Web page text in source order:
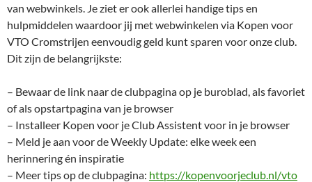
van webwinkels. Je ziet er ook allerlei handige tips en
hulpmiddelen waardoor jij met webwinkelen via Kopen voor
VTO Cromstrijen eenvoudig geld kunt sparen voor onze club.
Dit zijn de belangrijkste:
– Bewaar de link naar de clubpagina op je buroblad, als favoriet
of als opstartpagina van je browser
– Installeer Kopen voor je Club Assistent voor in je browser
– Meld je aan voor de Weekly Update: elke week een
herinnering én inspiratie
– Meer tips op de clubpagina: https://kopenvoorjeclub.nl/vto